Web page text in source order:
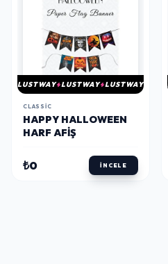
LUSTWAY LUSTWAY LUSTWAY
CLASSIC
HAPPY HALLOWEEN
HARF AFIŞ
₺0 İNCELE